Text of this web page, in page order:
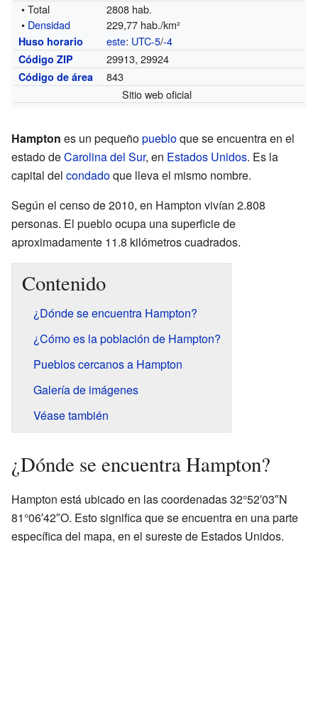
• Total
2808 hab.
• Densidad 229,77 hab./km²
Huso horario este: UTC-5/-4
Código ZIP 29913, 29924
Código de área
843
Sitio web oficial
Hampton es un pequeñopuebloque se encuentra en el
estado deCarolina del Sur, en Estados Unidos. Es la
capital del condadoque lleva el mismo nombre.
Según el censo de 2010, en Hampton vivían 2.808
personas. El pueblo ocupa una superficie de
aproximadamente 11.8 kilómetros cuadrados.
Contenido
¿Dónde se encuentra Hampton?
¿Cómo es la población de Hampton?
Pueblos cercanos a Hampton
Galería de imágenes
Véase también
¿Dónde se encuentra Hampton?
Hampton está ubicado en las coordenadas 32°52′03″N
81°06′42″O. Esto significa que se encuentra en una parte
específica del mapa, en el sureste de Estados Unidos.